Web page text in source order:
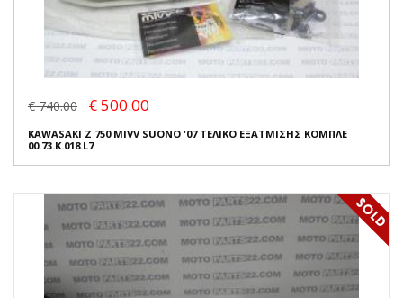
€ 740.00 € 500.00
KAWASAKI Z 750 MIVV SUONO '07 ΤΕΛΙΚΟ ΕΞΑΤΜΙΣΗΣ ΚΟΜΠΛΕ
00.73.K.018.L7